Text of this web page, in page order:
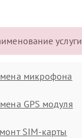
услуги
микрофона
GPS модуля
SIM-карты